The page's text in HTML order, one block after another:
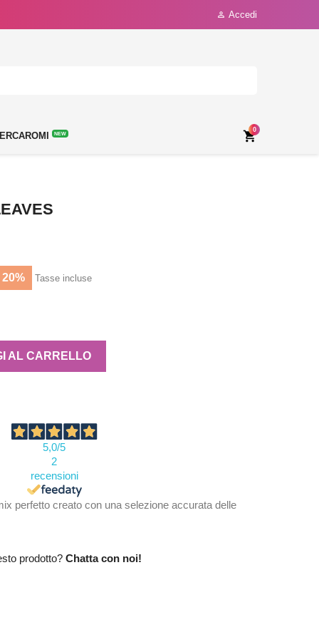
 Accedi
NEW 
0
20% Tasse incluse
AL CARRELLO
5,0/5
2
recensioni
perfetto creato con una selezione accurata delle
prodotto? Chatta con noi!